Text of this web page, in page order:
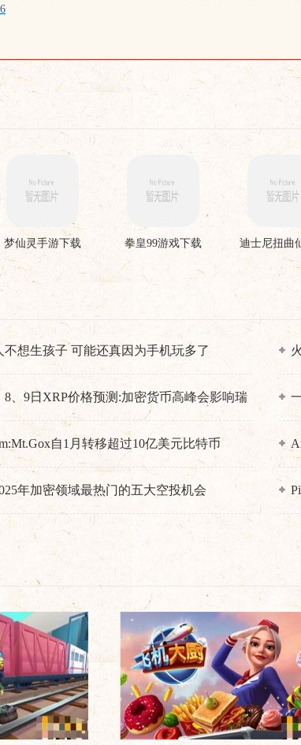
梦仙灵手游下载 拳皇99游戏下载
迪士尼扭曲
载安装
不想生孩子 可能还真因为手机玩多了
8、9日XRP价格预测:加密货币高峰会影响瑞
？
自1月转移超过10亿美元比特币
年加密领域最热门的五大空投机会